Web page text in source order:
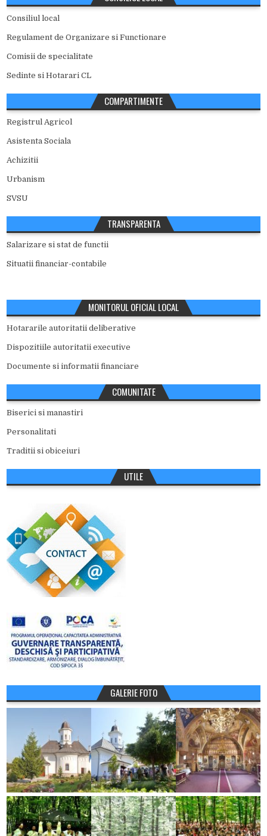
Consiliul local
Regulament de Organizare si Functionare
Comisii de specialitate
Sedinte si Hotarari CL
COMPARTIMENTE
Registrul Agricol
Asistenta Sociala
Achizitii
Urbanism
SVSU
TRANSPARENTA
Salarizare si stat de functii
Situatii financiar-contabile
MONITORUL OFICIAL LOCAL
Hotararile autoritatii deliberative
Dispozitiile autoritatii executive
Documente si informatii financiare
COMUNITATE
Biserici si manastiri
Personalitati
Traditii si obiceiuri
UTILE
GALERIE FOTO